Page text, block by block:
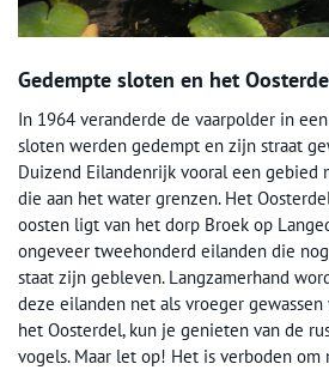
Gedempte sloten en het
In 1964 veranderde de vaarpolder in
sloten werden gedempt en zijn straat
Duizend Eilandenrijk vooral een gebied
die aan het water grenzen. Het
oosten ligt van het dorp Broek op
ongeveer tweehonderd eilanden die nog
staat zijn gebleven. Langzamerhand
deze eilanden net als vroeger
het Oosterdel, kun je genieten van de
vogels. Maar let op! Het is verboden